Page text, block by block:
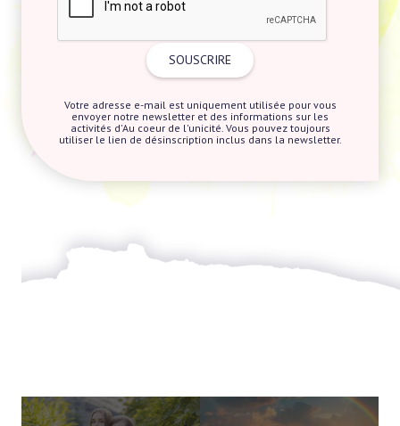
Votre adresse e-mail est uniquement utilisée pour vous
envoyer notre newsletter et des informations sur les
activités d'Au coeur de l'unicité. Vous pouvez toujours
utiliser le lien de désinscription inclus dans la newsletter.